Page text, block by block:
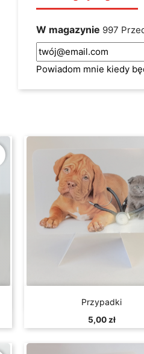
W magazynie 997
Powiadom mnie kiedy
Szybki podgląd
Przypadki
5,00 zł